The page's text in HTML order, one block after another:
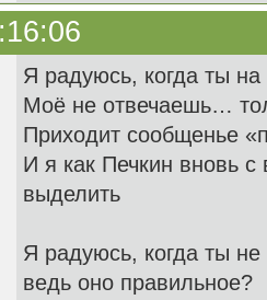
Я радуюсь, когда ты на
Моё не отвечаешь…
Приходит сообщенье
И я как Печкин вновь
выделить
Я радуюсь, когда
ведь оно правильное?